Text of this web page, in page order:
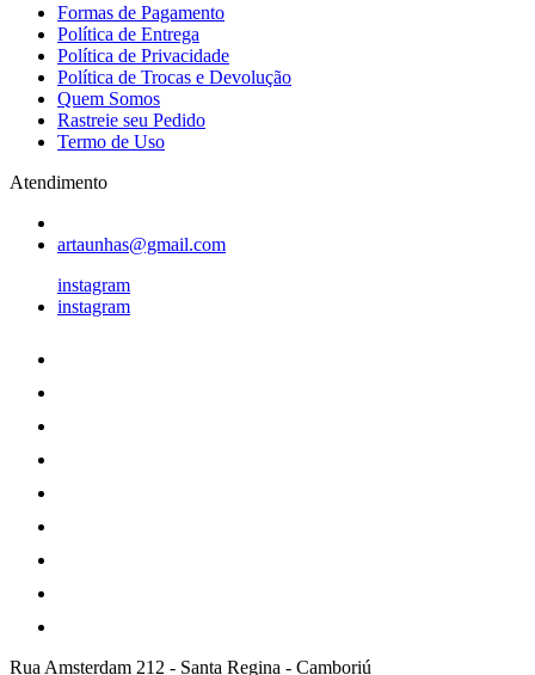
Formas de Pagamento
Política de Entrega
Política de Privacidade
Política de Trocas e Devolução
Quem Somos
Rastreie seu Pedido
Termo de Uso
Atendimento
artaunhas@gmail.com
instagram
instagram
Rua Amsterdam 212 - Santa Regina - Camboriú